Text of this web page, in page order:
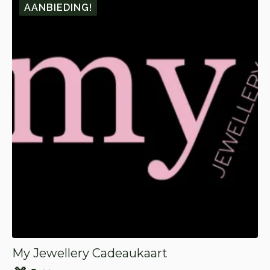
AANBIEDING!
My Jewellery Cadeaukaart